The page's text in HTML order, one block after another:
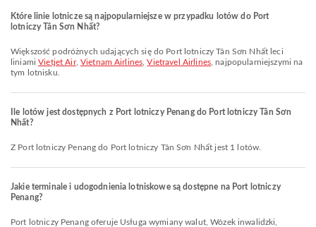
Które linie lotnicze są najpopularniejsze w przypadku lotów do Port
lotniczy Tân Sơn Nhất?
Większość podróżnych udających się do Port lotniczy Tân Sơn Nhất leci
liniamiVietjet Air, Vietnam Airlines ,Vietravel Airlines , najpopularniejszymi na
tym lotnisku.
Ile lotów jest dostępnych z Port lotniczy Penang do Port lotniczy Tân Sơn
Nhất?
Z Port lotniczy Penang do Port lotniczy Tân Sơn Nhất jest 1 lotów.
Jakie terminale i udogodnienia lotniskowe są dostępne na Port lotniczy
Penang?
Port lotniczy Penang oferuje Usługa wymiany walut, Wózek inwalidzki,